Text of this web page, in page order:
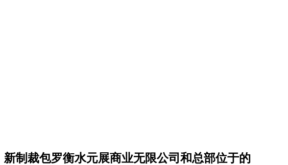
新制裁包罗衡水元展商业无限公司和总部位于的